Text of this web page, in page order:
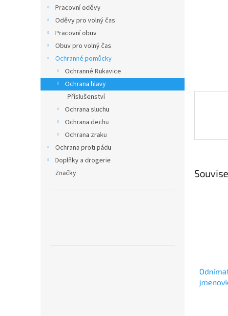
Pracovní oděvy
Oděvy pro volný čas
Pracovní obuv
Obuv pro volný čas
Ochranné pomůcky
Ochranné Rukavice
Ochrana hlavy
Příslušenství
Ochrana sluchu
Ochrana dechu
Ochrana zraku
Ochrana proti pádu
Doplňky a drogerie
Značky